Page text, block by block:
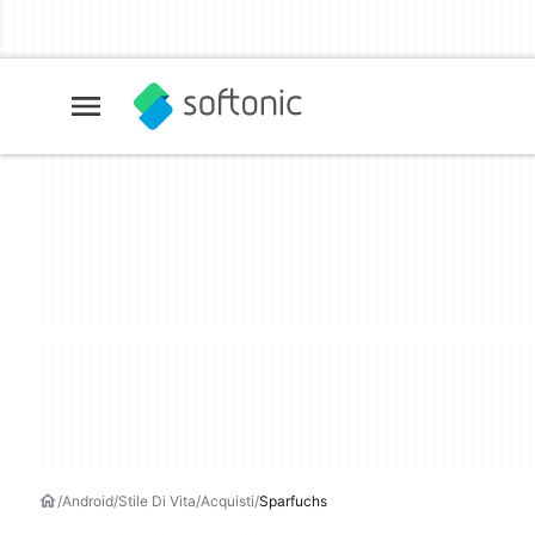
Android Stile Di Vita Acquisti Sparfuchs